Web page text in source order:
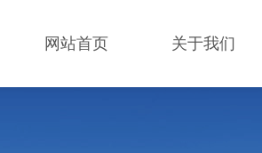
网站首页 关于我们